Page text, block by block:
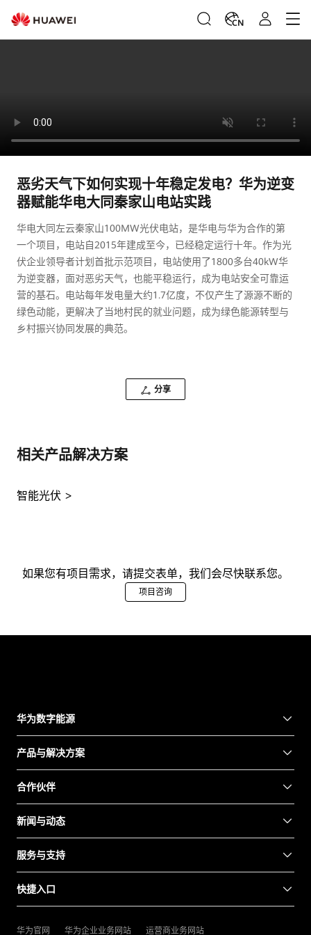
CN
恶劣天气下如何实现十年稳定发电？华为逆变
器赋能华电大同秦家山电站实践
华电大同左云秦家山100MW光伏电站，是华电与华为合作的第
一个项目，电站自2015年建成至今，已经稳定运行十年。作为光
伏企业领导者计划首批示范项目，电站使用了1800多台40kW华
为逆变器，面对恶劣天气，也能平稳运行，成为电站安全可靠运
营的基石。电站每年发电量大约1.7亿度，不仅产生了源源不断的
绿色动能，更解决了当地村民的就业问题，成为绿色能源转型与
乡村振兴协同发展的典范。
分享
相关产品解决方案
智能光伏
如果您有项目需求，请提交表单，我们会尽快联系您。
项目咨询
华为数字能源
产品与解决方案
合作伙伴
新闻与动态
服务与支持
快捷入口
华为官网 华为企业业务网站 运营商业务网站